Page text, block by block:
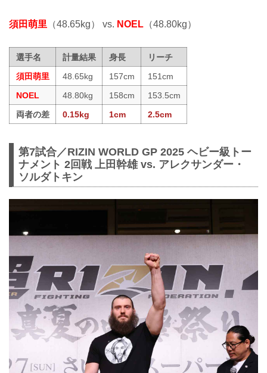
須田萌里 （48.65kg） vs. NOEL （48.80kg）
選手名 計量結果 身長
リーチ
須田萌里
48.65kg 157cm
151cm
NOEL
48.80kg 158cm
153.5cm
両者の差
0.15kg 1cm 2.5cm
第7試合／RIZIN WORLD GP 2025 ヘビー級トー
ナメント 2回戦 上田幹雄 vs. アレクサンダー・
ソルダトキン